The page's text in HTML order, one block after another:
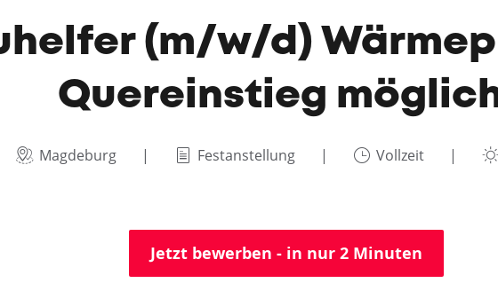
(m/w/d)
Quereinstieg
Magdeburg Festanstellung Vollzeit
Jetzt bewerben - in nur 2 Minuten